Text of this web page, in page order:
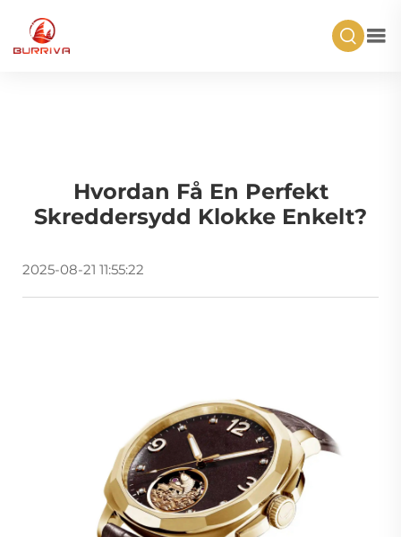
Hvordan Få En Perfekt
Skreddersydd Klokke Enkelt?
2025-08-21 11:55:22